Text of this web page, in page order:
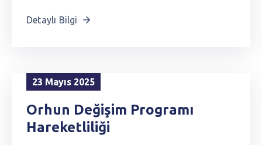
Detaylı Bilgi
23 Mayıs 2025
Orhun Değişim Programı
Hareketliliği